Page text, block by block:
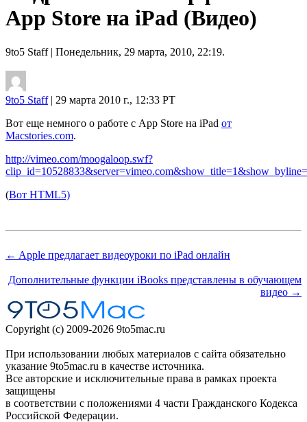
App Store на iPad (Видео)
9to5 Staff| Понедельник, 29 марта, 2010, 22:19.
9to5 Staff| 29 марта 2010 г., 12:33 PT
Вот еще немного о работе с App Store на iPad от
Macstories.com.
http://vimeo.com/moogaloop.swf?
(Вот HTML5)
← Apple предлагает видеоуроки по iPad онлайн
Дополнительные функции iBooks представлены в обучающем
видео →
Copyright (c) 2009-2026 9to5mac.ru
При использовании любых материалов с сайта обязательно
указание 9to5mac.ru в качестве источника.
Все авторские и исключительные права в рамках проекта
защищены
в соответствии с положениями 4 части Гражданского Кодекса
Российской Федерации.